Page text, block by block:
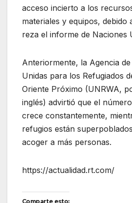
acceso incierto a los
materiales y equipos, debido
reza el informe de Naciones
Anteriormente, la Agencia
Unidas para los Refugiados
Oriente Próximo (UNRWA,
inglés) advirtió que el
crece constantemente,
refugios están
acoger a más personas.
https://actualidad.rt.com/
Comparte esto: